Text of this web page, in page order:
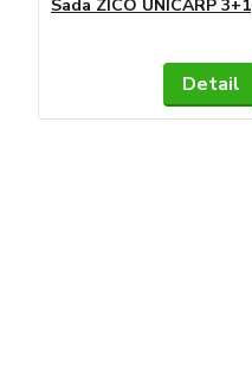
Sada ZICO UNICARP 3+1
Detail